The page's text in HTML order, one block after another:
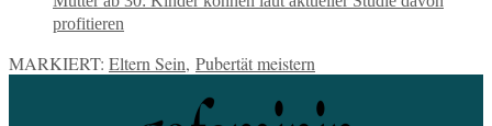
profitieren
MARKIERT: Eltern Sein, Pubertät meistern